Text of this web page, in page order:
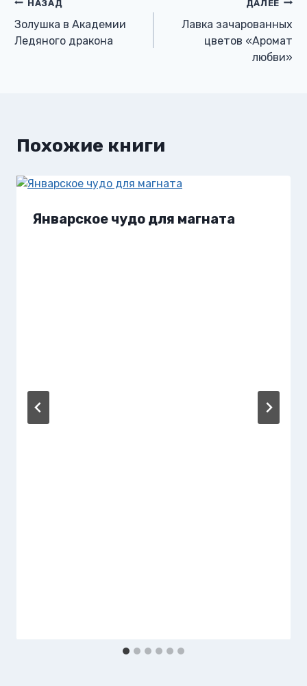
Навигация
по
НАЗАД
Золушка в Академии
Ледяного дракона
ДАЛЕЕ
Лавка зачарованных
цветов «Аромат
любви»
Похожие книги
Январское чудо для магната